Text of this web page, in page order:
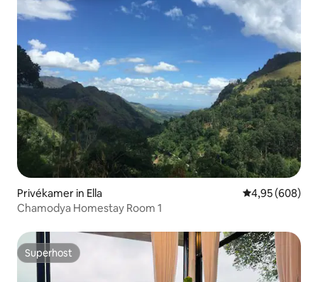
Privékamer in Ella Gemiddelde
4,95 (608)
Chamodya Homestay Room 1
Superhost
Superhost